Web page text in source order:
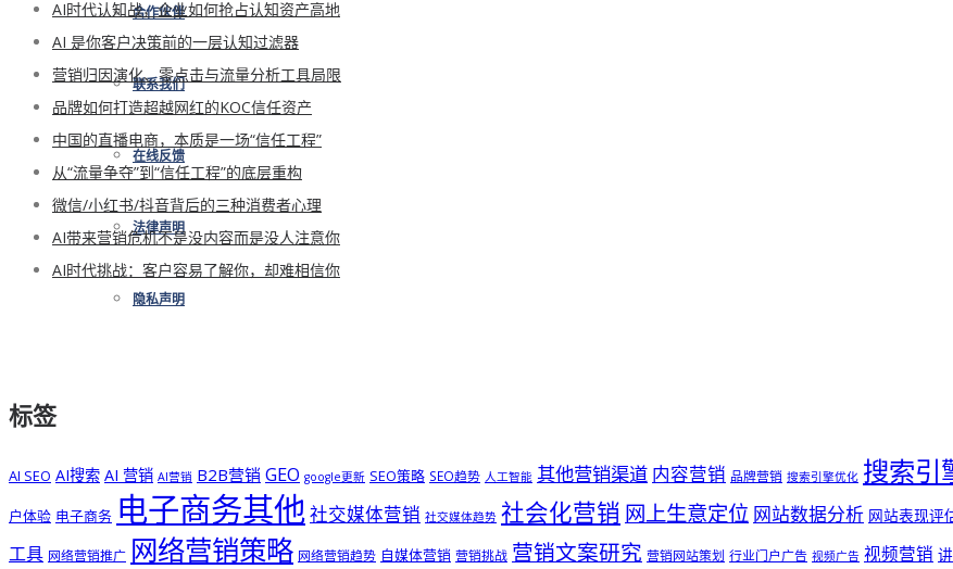
合作伙伴
联系我们
在线反馈
法律声明
隐私声明
AI时代认知战，企业如何抢占认知资产高地
AI 是你客户决策前的一层认知过滤器
营销归因演化、零点击与流量分析工具局限
品牌如何打造超越网红的KOC信任资产
中国的直播电商，本质是一场“信任工程”
从“流量争夺”到“信任工程”的底层重构
微信/小红书/抖音背后的三种消费者心理
AI带来营销危机不是没内容而是没人注意你
AI时代挑战：客户容易了解你，却难相信你
标签
AI SEO AI搜索 AI 营销 AI营销 B2B营销 GEO google更新 SEO策略 SEO趋势 人工智能 其他营销渠道 内容营销 品牌营销 搜索引擎优化 搜索引
户体验 电子商务 电子商务其他社交媒体营销 社交媒体趋势 社会化营销 网上生意定位 网站数据分析 网站表现评
工具 网络营销推广 网络营销策略 网络营销趋势 自媒体营销 营销挑战 营销文案研究 营销网站策划 行业门户广告 视频广告 视频营销